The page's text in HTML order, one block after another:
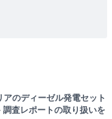
アのディーゼル発電セット
調査レポートの取り扱いを